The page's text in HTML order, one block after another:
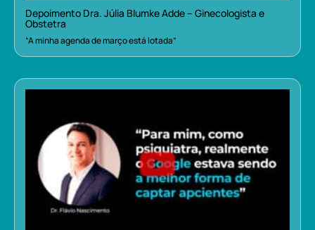
Depoimento Dra. Júlia Blumke Adde – Ginecologista e
Obstetra
“A minha agenda de março está lotada”